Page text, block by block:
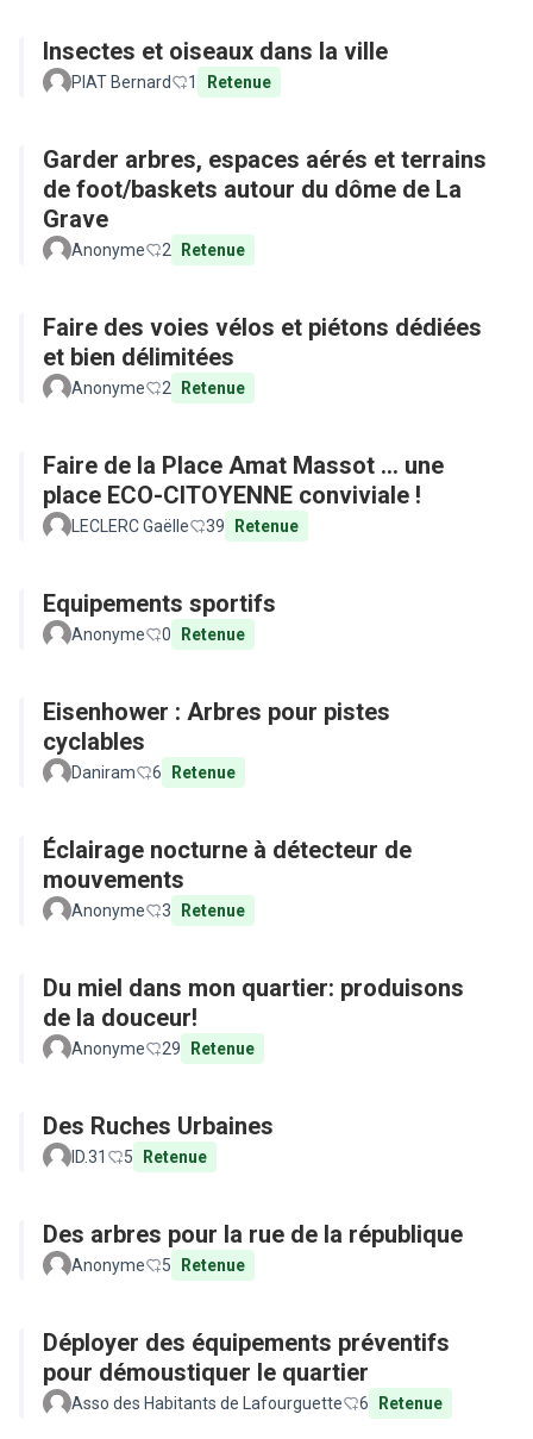
Insectes et oiseaux dans la ville
PIAT Bernard 1 Retenue
Garder arbres, espaces aérés et terrains
de foot/baskets autour du dôme de La
Grave
Anonyme 2 Retenue
Faire des voies vélos et piétons dédiées
et bien délimitées
Anonyme 2 Retenue
Faire de la Place Amat Massot ... une
place ECO-CITOYENNE conviviale !
LECLERC Gaëlle 39 Retenue
Equipements sportifs
Anonyme 0 Retenue
Eisenhower : Arbres pour pistes
cyclables
Daniram 6 Retenue
Éclairage nocturne à détecteur de
mouvements
Anonyme 3 Retenue
Du miel dans mon quartier: produisons
de la douceur!
Anonyme 29 Retenue
Des Ruches Urbaines
ID.31 5 Retenue
Des arbres pour la rue de la république
Anonyme 5 Retenue
Déployer des équipements préventifs
pour démoustiquer le quartier
Asso des Habitants de Lafourguette 6 Retenue